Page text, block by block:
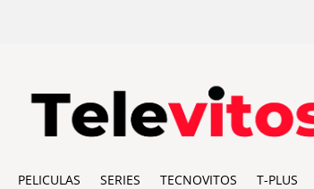
PELICULAS SERIES TECNOVITOS T-PLUS